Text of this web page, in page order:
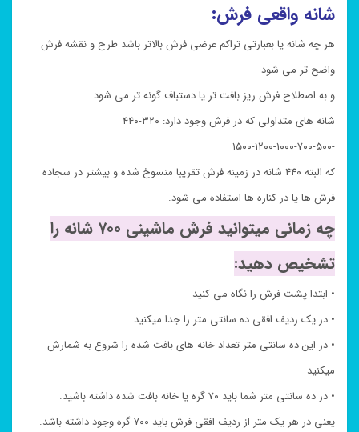
شانه واقعی فرش:
هر چه شانه یا بعبارتی تراکم عرضی فرش بالاتر باشد طرح و نقشه فرش
واضح تر می شود
و به اصطلاح فرش ریز بافت تر یا دستباف گونه تر می شود
شانه های متداولی که در فرش وجود دارد: ۳۲۰-۴۴۰
-۵۰۰-۷۰۰-۱۰۰۰-۱۲۰۰-۱۵۰۰
که البته ۴۴۰ شانه در زمینه فرش تقریبا منسوخ شده و بیشتر در سجاده
فرش ها یا در کناره ها استفاده می شود.
چه زمانی میتوانید فرش ماشینی ۷۰۰ شانه را
تشخیص دهید:
• ابتدا پشت فرش را نگاه می کنید
• در یک ردیف افقی ده سانتی متر را جدا میکنید
• در این ده سانتی متر تعداد خانه های بافت شده را شروع به شمارش
میکنید
• در ده سانتی متر شما باید ۷۰ گره یا خانه بافت شده داشته باشید.
یعنی در هر یک متر از ردیف افقی فرش باید ۷۰۰ گره وجود داشته باشد.